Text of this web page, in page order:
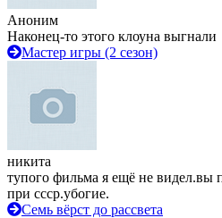
Аноним
Наконец-то этого клоуна выгнали
Мастер игры (2 сезон)
никита
тупого фильма я ещё не видел.вы
при ссср.убогие.
Семь вёрст до рассвета